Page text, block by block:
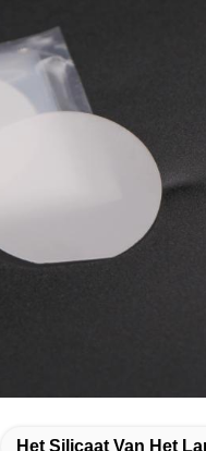
Het Silicaat Van Het